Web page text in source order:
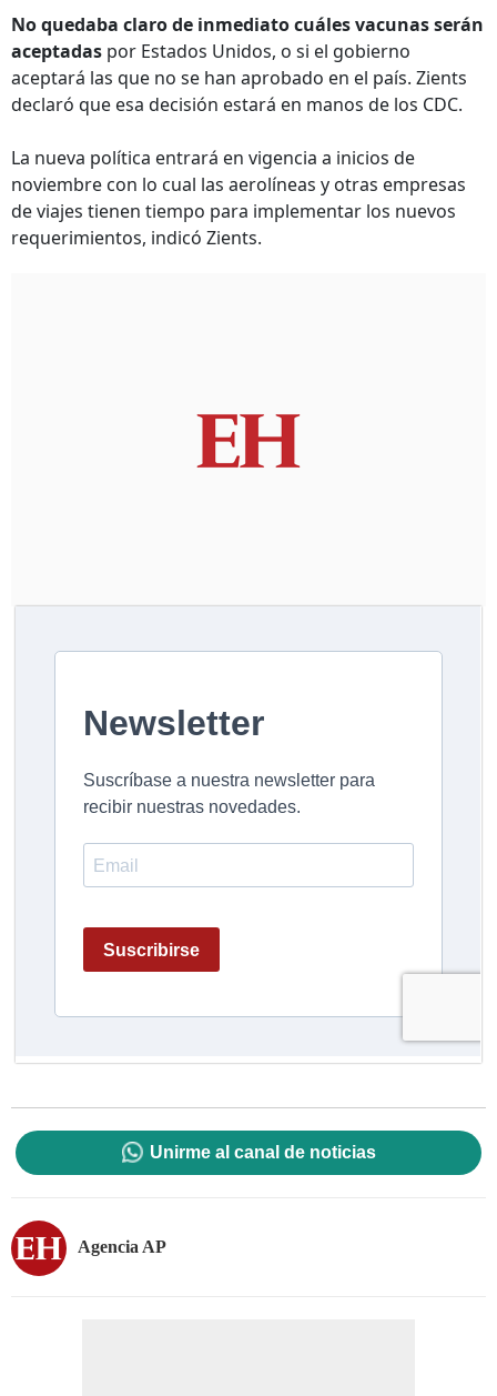
No quedaba claro de inmediato cuáles vacunas serán
aceptadas por Estados Unidos, o si el gobierno
aceptará las que no se han aprobado en el país. Zients
declaró que esa decisión estará en manos de los CDC.
La nueva política entrará en vigencia a inicios de
noviembre con lo cual las aerolíneas y otras empresas
de viajes tienen tiempo para implementar los nuevos
requerimientos, indicó Zients.
Unirme al canal de noticias
Agencia AP